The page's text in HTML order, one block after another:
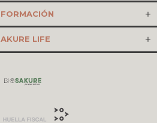
LIFE